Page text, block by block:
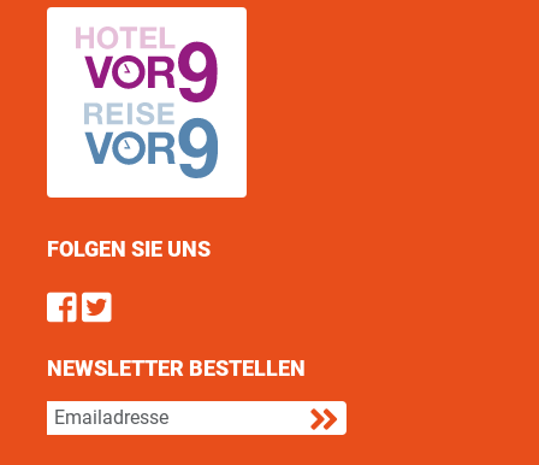
FOLGEN SIE UNS
Find us on Facebook
Follow us on Twitter
NEWSLETTER BESTELLEN